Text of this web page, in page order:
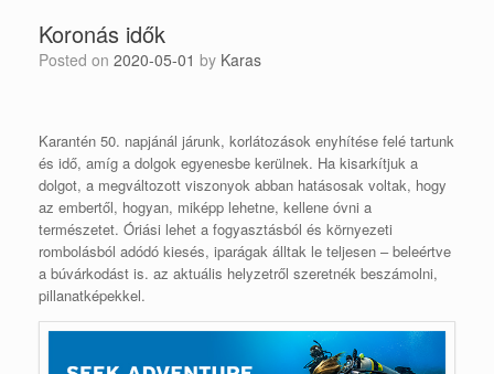
Koronás idők
Posted on 2020-05-01 by Karas
Karantén 50. napjánál járunk, korlátozások enyhítése felé tartunk
és idő, amíg a dolgok egyenesbe kerülnek. Ha kisarkítjuk a
dolgot, a megváltozott viszonyok abban hatásosak voltak, hogy
az embertől, hogyan, miképp lehetne, kellene óvni a
természetet. Óriási lehet a fogyasztásból és környezeti
rombolásból adódó kiesés, iparágak álltak le teljesen – beleértve
a búvárkodást is. az aktuális helyzetről szeretnék beszámolni,
pillanatképekkel.